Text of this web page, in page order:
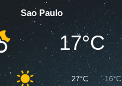
Sao Paulo
17°C
27°C 16°C